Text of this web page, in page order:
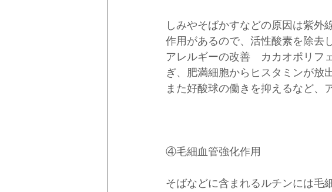
しみやそばかすなどの原因は紫外
作用があるので、活性酸素を除去
アレルギーの改善　カカオポリフ
ぎ、肥満細胞からヒスタミンが放
また好酸球の働きを抑えるなど、
④毛細血管強化作用
そばなどに含まれるルチンには毛